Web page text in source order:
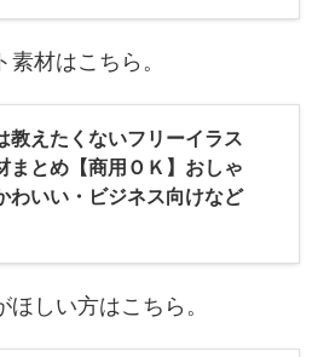
材はこちら。
教えたくないフリーイラス
まとめ【商用ＯＫ】おしゃ
わいい・ビジネス向けなど
しい方はこちら。